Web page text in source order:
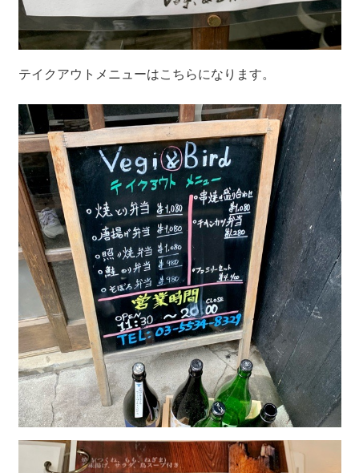
テイクアウトメニューはこちらになります。